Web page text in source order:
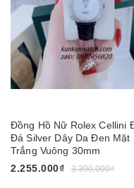
Đồng Hồ Nữ Rolex Cellini
Đá Silver Dây Da Đen Mặt
Trắng Vuông 30mm
2.255.000₫
3.300.000₫